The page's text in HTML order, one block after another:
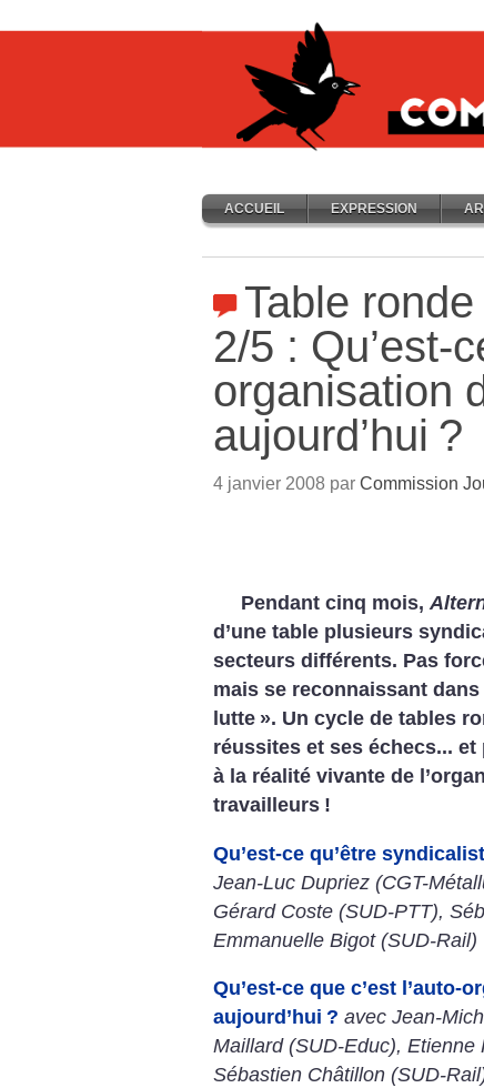
ACCUEIL EXPRESSION
Table
2/5 : Qu’est-
organisation
aujourd’hui ?
4 janvier 2008 par Commission
Pendant cinq mois,
d’une table plusieurs
secteurs différents. Pas
mais se reconnaissant dans
lutte ». Un cycle de tables
réussites et ses échecs...
à la réalité vivante de
travailleurs !
Qu’est-ce qu’être
Jean-Luc Dupriez (CGT-
Gérard Coste (SUD-PTT),
Emmanuelle Bigot (SUD-Rail)
Qu’est-ce que c’est l’auto-
aujourd’hui ? avec Jean-
Maillard (SUD-Educ), Etienne
Sébastien Châtillon (SUD-